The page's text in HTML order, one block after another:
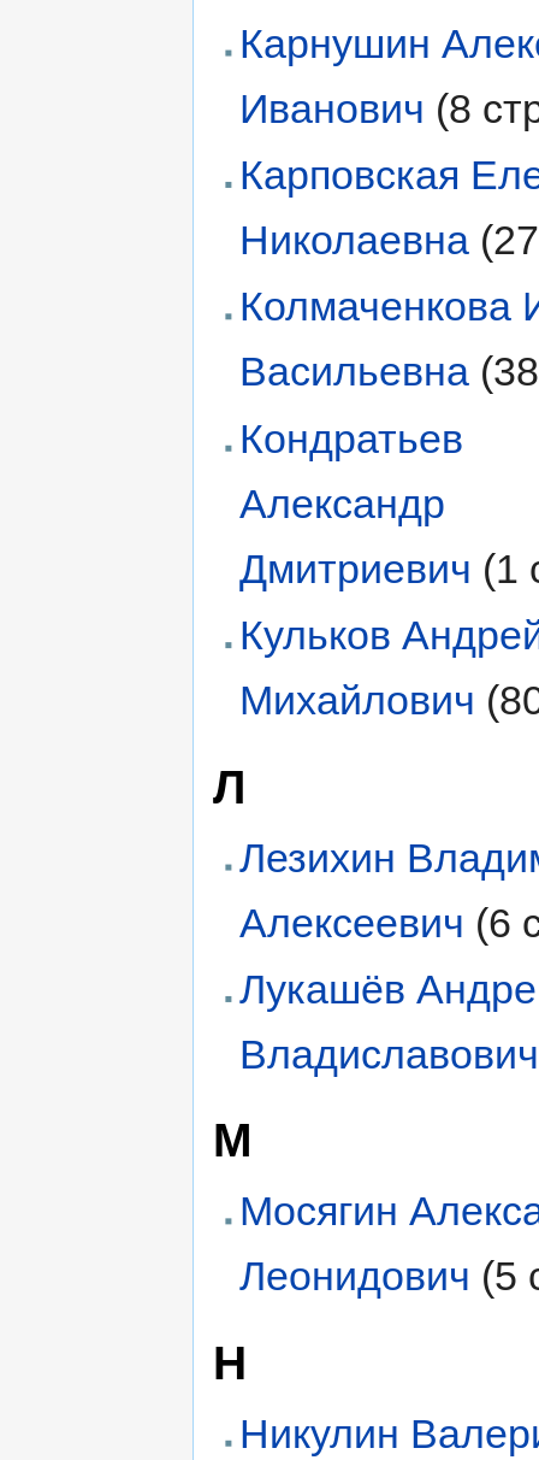
Карнушин
Иванович (8
Карповская
Николаевна
Колмаченкова
Васильевна
Кондратьев
Александр
Дмитриевич (1
Кульков
Михайлович
Л
Лезихин
Алексеевич (6
Лукашёв
Владиславович
М
Мосягин
Леонидович (5
Н
Никулин